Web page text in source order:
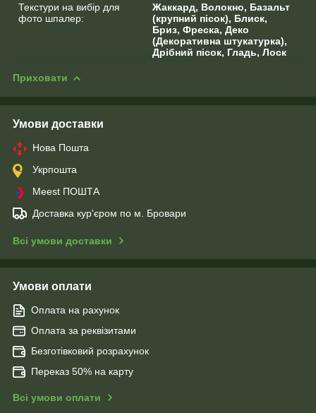
Текстури на вибір для
фото шпалер:
Жаккард, Волокно, Базальт
(крупний пісок), Блиск,
Бриз, Фреска, Деко
(Декоративна штукатурка),
Дрібний пісок, Гладь, Лоск
Приховати
Умови доставки
Нова Пошта
Укрпошта
Meest ПОШТА
Доставка кур'єром по м. Бровари
Всі умови доставки
Умови оплати
Оплата на рахунок
Оплата за реквізитами
Безготівковий розрахунок
Переказ 50% на карту
Всі умови оплати